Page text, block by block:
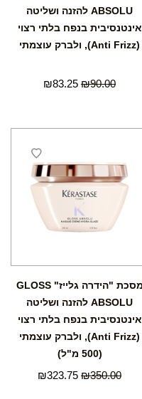
ABSOLU להזנה ושליטה
אינטנסיבית בנפח בלתי רצוי
(Anti Frizz), ולברק עוצמתי
₪90.00
₪83.25
מסכת "הידרה גלייז" GLOSS
ABSOLU להזנה ושליטה
אינטנסיבית בנפח בלתי רצוי
(Anti Frizz), ולברק עוצמתי
(500 מ"ל)
₪350.00
₪323.75